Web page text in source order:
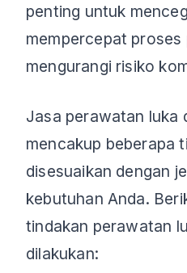
penting untuk
mempercepat
mengurangi risiko
Jasa perawatan luka
mencakup beberapa
disesuaikan dengan
kebutuhan Anda.
tindakan perawatan
dilakukan: